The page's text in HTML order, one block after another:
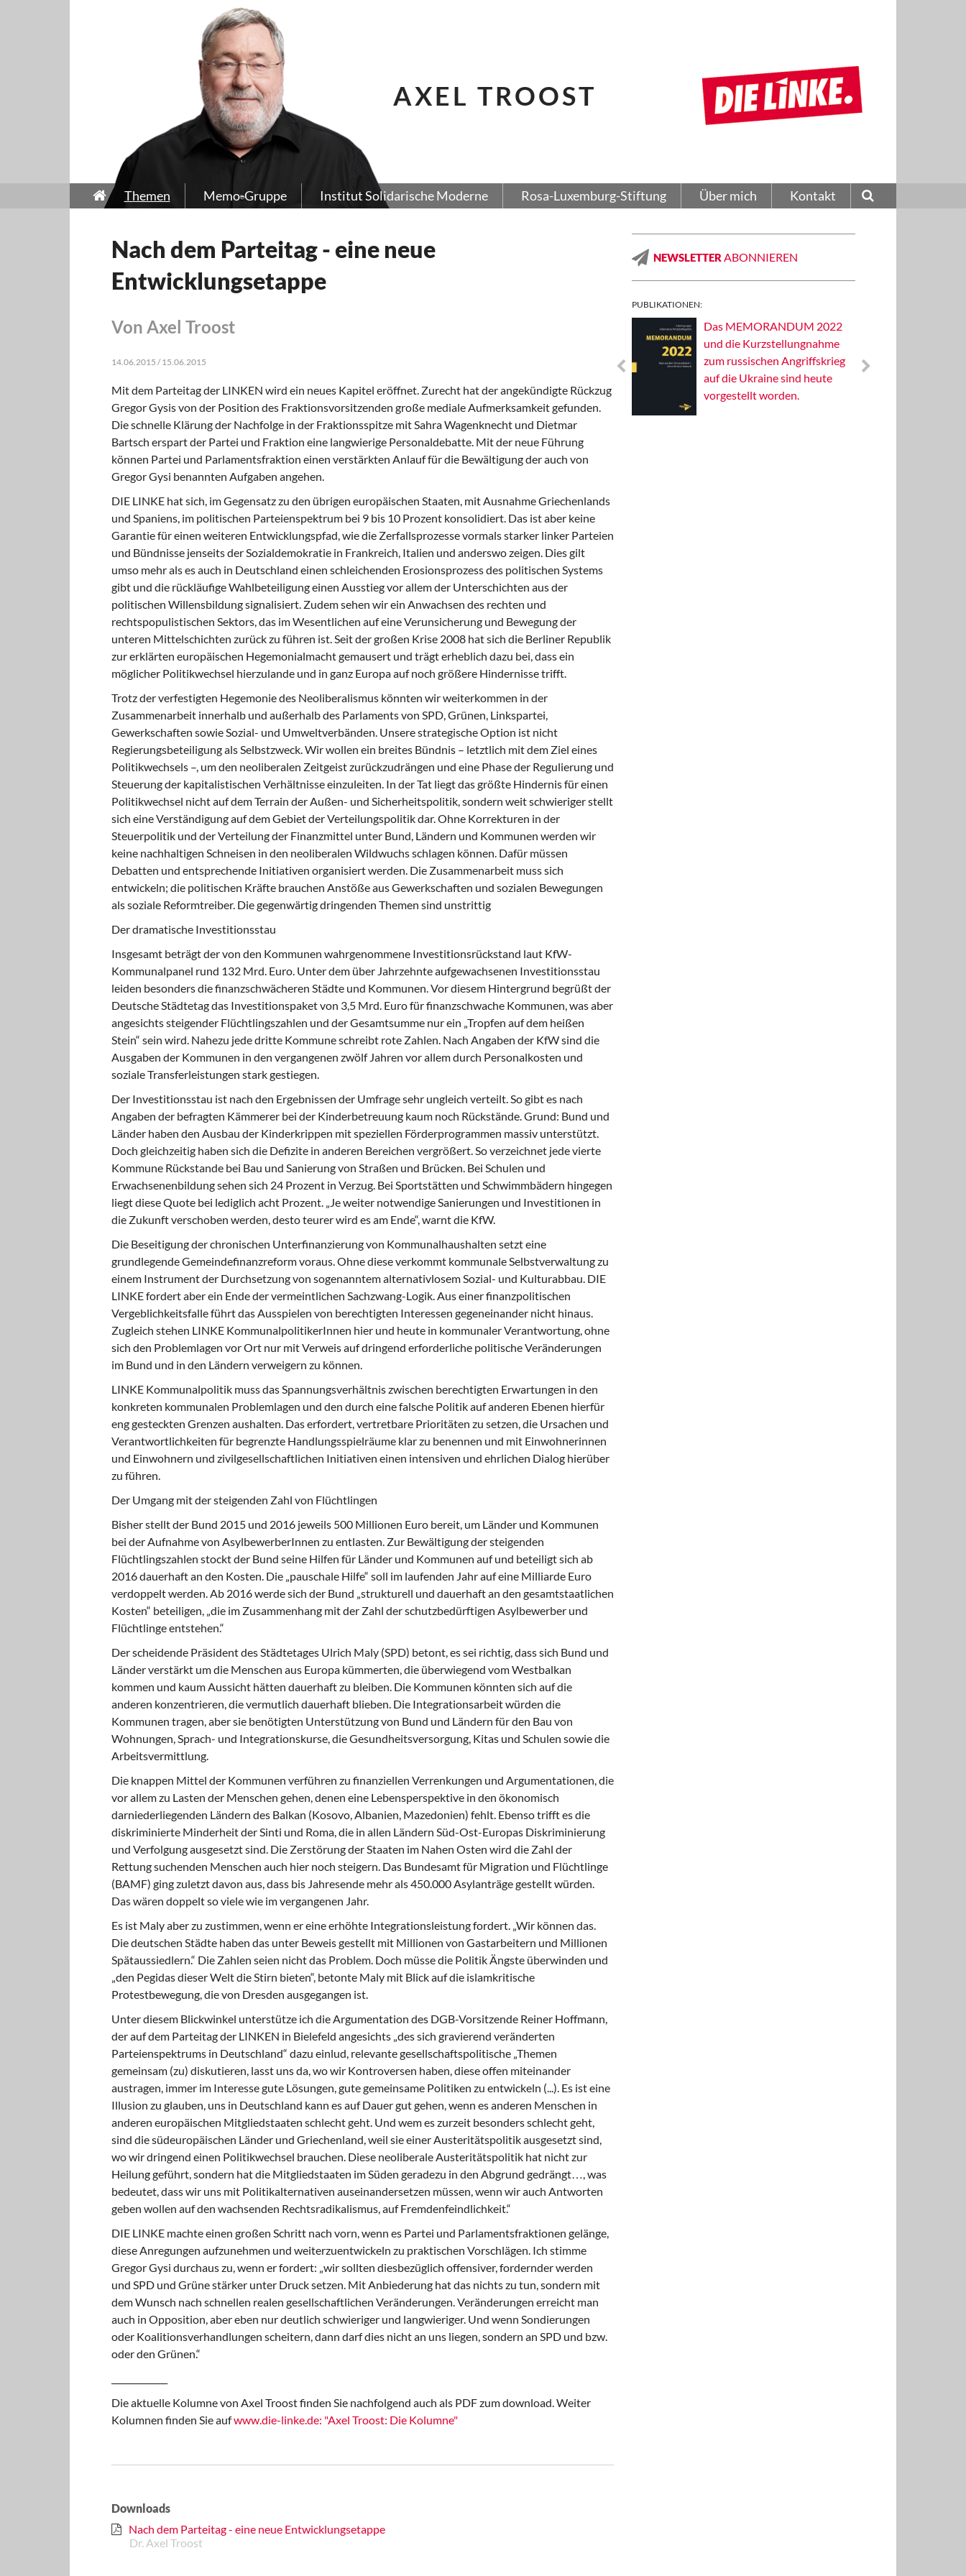
AXEL TROOST
Themen Memo-Gruppe Institut Solidarische Moderne Rosa-Luxemburg-Stiftung Über mich Kontakt
Nach dem Parteitag - eine neue
Entwicklungsetappe
Von Axel Troost
14.06.2015 / 15.06.2015
Mit dem Parteitag der LINKEN wird ein neues Kapitel eröffnet. Zurecht hat der angekündigte Rückzug
Gregor Gysis von der Position des Fraktionsvorsitzenden große mediale Aufmerksamkeit gefunden.
Die schnelle Klärung der Nachfolge in der Fraktionsspitze mit Sahra Wagenknecht und Dietmar
Bartsch erspart der Partei und Fraktion eine langwierige Personaldebatte. Mit der neue Führung
können Partei und Parlamentsfraktion einen verstärkten Anlauf für die Bewältigung der auch von
Gregor Gysi benannten Aufgaben angehen.
DIE LINKE hat sich, im Gegensatz zu den übrigen europäischen Staaten, mit Ausnahme Griechenlands
und Spaniens, im politischen Parteienspektrum bei 9 bis 10 Prozent konsolidiert. Das ist aber keine
Garantie für einen weiteren Entwicklungspfad, wie die Zerfallsprozesse vormals starker linker Parteien
und Bündnisse jenseits der Sozialdemokratie in Frankreich, Italien und anderswo zeigen. Dies gilt
umso mehr als es auch in Deutschland einen schleichenden Erosionsprozess des politischen Systems
gibt und die rückläufige Wahlbeteiligung einen Ausstieg vor allem der Unterschichten aus der
politischen Willensbildung signalisiert. Zudem sehen wir ein Anwachsen des rechten und
rechtspopulistischen Sektors, das im Wesentlichen auf eine Verunsicherung und Bewegung der
unteren Mittelschichten zurück zu führen ist. Seit der großen Krise 2008 hat sich die Berliner Republik
zur erklärten europäischen Hegemonialmacht gemausert und trägt erheblich dazu bei, dass ein
möglicher Politikwechsel hierzulande und in ganz Europa auf noch größere Hindernisse trifft.
Trotz der verfestigten Hegemonie des Neoliberalismus könnten wir weiterkommen in der
Zusammenarbeit innerhalb und außerhalb des Parlaments von SPD, Grünen, Linkspartei,
Gewerkschaften sowie Sozial- und Umweltverbänden. Unsere strategische Option ist nicht
Regierungsbeteiligung als Selbstzweck. Wir wollen ein breites Bündnis – letztlich mit dem Ziel eines
Politikwechsels –, um den neoliberalen Zeitgeist zurückzudrängen und eine Phase der Regulierung und
Steuerung der kapitalistischen Verhältnisse einzuleiten. In der Tat liegt das größte Hindernis für einen
Politikwechsel nicht auf dem Terrain der Außen- und Sicherheitspolitik, sondern weit schwieriger stellt
sich eine Verständigung auf dem Gebiet der Verteilungspolitik dar. Ohne Korrekturen in der
Steuerpolitik und der Verteilung der Finanzmittel unter Bund, Ländern und Kommunen werden wir
keine nachhaltigen Schneisen in den neoliberalen Wildwuchs schlagen können. Dafür müssen
Debatten und entsprechende Initiativen organisiert werden. Die Zusammenarbeit muss sich
entwickeln; die politischen Kräfte brauchen Anstöße aus Gewerkschaften und sozialen Bewegungen
als soziale Reformtreiber. Die gegenwärtig dringenden Themen sind unstrittig
Der dramatische Investitionsstau
Insgesamt beträgt der von den Kommunen wahrgenommene Investitionsrückstand laut KfW-
Kommunalpanel rund 132 Mrd. Euro. Unter dem über Jahrzehnte aufgewachsenen Investitionsstau
leiden besonders die finanzschwächeren Städte und Kommunen. Vor diesem Hintergrund begrüßt der
Deutsche Städtetag das Investitionspaket von 3,5 Mrd. Euro für finanzschwache Kommunen, was aber
angesichts steigender Flüchtlingszahlen und der Gesamtsumme nur ein „Tropfen auf dem heißen
Stein“ sein wird. Nahezu jede dritte Kommune schreibt rote Zahlen. Nach Angaben der KfW sind die
Ausgaben der Kommunen in den vergangenen zwölf Jahren vor allem durch Personalkosten und
soziale Transferleistungen stark gestiegen.
Der Investitionsstau ist nach den Ergebnissen der Umfrage sehr ungleich verteilt. So gibt es nach
Angaben der befragten Kämmerer bei der Kinderbetreuung kaum noch Rückstände. Grund: Bund und
Länder haben den Ausbau der Kinderkrippen mit speziellen Förderprogrammen massiv unterstützt.
Doch gleichzeitig haben sich die Defizite in anderen Bereichen vergrößert. So verzeichnet jede vierte
Kommune Rückstande bei Bau und Sanierung von Straßen und Brücken. Bei Schulen und
Erwachsenenbildung sehen sich 24 Prozent in Verzug. Bei Sportstätten und Schwimmbädern hingegen
liegt diese Quote bei lediglich acht Prozent. „Je weiter notwendige Sanierungen und Investitionen in
die Zukunft verschoben werden, desto teurer wird es am Ende“, warnt die KfW.
Die Beseitigung der chronischen Unterfinanzierung von Kommunalhaushalten setzt eine
grundlegende Gemeindefinanzreform voraus. Ohne diese verkommt kommunale Selbstverwaltung zu
einem Instrument der Durchsetzung von sogenanntem alternativlosem Sozial- und Kulturabbau. DIE
LINKE fordert aber ein Ende der vermeintlichen Sachzwang-Logik. Aus einer finanzpolitischen
Vergeblichkeitsfalle führt das Ausspielen von berechtigten Interessen gegeneinander nicht hinaus.
Zugleich stehen LINKE KommunalpolitikerInnen hier und heute in kommunaler Verantwortung, ohne
sich den Problemlagen vor Ort nur mit Verweis auf dringend erforderliche politische Veränderungen
im Bund und in den Ländern verweigern zu können.
LINKE Kommunalpolitik muss das Spannungsverhältnis zwischen berechtigten Erwartungen in den
konkreten kommunalen Problemlagen und den durch eine falsche Politik auf anderen Ebenen hierfür
eng gesteckten Grenzen aushalten. Das erfordert, vertretbare Prioritäten zu setzen, die Ursachen und
Verantwortlichkeiten für begrenzte Handlungsspielräume klar zu benennen und mit Einwohnerinnen
und Einwohnern und zivilgesellschaftlichen Initiativen einen intensiven und ehrlichen Dialog hierüber
zu führen.
Der Umgang mit der steigenden Zahl von Flüchtlingen
Bisher stellt der Bund 2015 und 2016 jeweils 500 Millionen Euro bereit, um Länder und Kommunen
bei der Aufnahme von AsylbewerberInnen zu entlasten. Zur Bewältigung der steigenden
Flüchtlingszahlen stockt der Bund seine Hilfen für Länder und Kommunen auf und beteiligt sich ab
2016 dauerhaft an den Kosten. Die „pauschale Hilfe“ soll im laufenden Jahr auf eine Milliarde Euro
verdoppelt werden. Ab 2016 werde sich der Bund „strukturell und dauerhaft an den gesamtstaatlichen
Kosten“ beteiligen, „die im Zusammenhang mit der Zahl der schutzbedürftigen Asylbewerber und
Flüchtlinge entstehen.“
Der scheidende Präsident des Städtetages Ulrich Maly (SPD) betont, es sei richtig, dass sich Bund und
Länder verstärkt um die Menschen aus Europa kümmerten, die überwiegend vom Westbalkan
kommen und kaum Aussicht hätten dauerhaft zu bleiben. Die Kommunen könnten sich auf die
anderen konzentrieren, die vermutlich dauerhaft blieben. Die Integrationsarbeit würden die
Kommunen tragen, aber sie benötigten Unterstützung von Bund und Ländern für den Bau von
Wohnungen, Sprach- und Integrationskurse, die Gesundheitsversorgung, Kitas und Schulen sowie die
Arbeitsvermittlung.
Die knappen Mittel der Kommunen verführen zu finanziellen Verrenkungen und Argumentationen, die
vor allem zu Lasten der Menschen gehen, denen eine Lebensperspektive in den ökonomisch
darniederliegenden Ländern des Balkan (Kosovo, Albanien, Mazedonien) fehlt. Ebenso trifft es die
diskriminierte Minderheit der Sinti und Roma, die in allen Ländern Süd-Ost-Europas Diskriminierung
und Verfolgung ausgesetzt sind. Die Zerstörung der Staaten im Nahen Osten wird die Zahl der
Rettung suchenden Menschen auch hier noch steigern. Das Bundesamt für Migration und Flüchtlinge
(BAMF) ging zuletzt davon aus, dass bis Jahresende mehr als 450.000 Asylanträge gestellt würden.
Das wären doppelt so viele wie im vergangenen Jahr.
Es ist Maly aber zu zustimmen, wenn er eine erhöhte Integrationsleistung fordert. „Wir können das.
Die deutschen Städte haben das unter Beweis gestellt mit Millionen von Gastarbeitern und Millionen
Spätaussiedlern.“ Die Zahlen seien nicht das Problem. Doch müsse die Politik Ängste überwinden und
„den Pegidas dieser Welt die Stirn bieten“, betonte Maly mit Blick auf die islamkritische
Protestbewegung, die von Dresden ausgegangen ist.
Unter diesem Blickwinkel unterstütze ich die Argumentation des DGB-Vorsitzende Reiner Hoffmann,
der auf dem Parteitag der LINKEN in Bielefeld angesichts „des sich gravierend veränderten
Parteienspektrums in Deutschland“ dazu einlud, relevante gesellschaftspolitische „Themen
gemeinsam (zu) diskutieren, lasst uns da, wo wir Kontroversen haben, diese offen miteinander
austragen, immer im Interesse gute Lösungen, gute gemeinsame Politiken zu entwickeln (...). Es ist eine
Illusion zu glauben, uns in Deutschland kann es auf Dauer gut gehen, wenn es anderen Menschen in
anderen europäischen Mitgliedstaaten schlecht geht. Und wem es zurzeit besonders schlecht geht,
sind die südeuropäischen Länder und Griechenland, weil sie einer Austeritätspolitik ausgesetzt sind,
wo wir dringend einen Politikwechsel brauchen. Diese neoliberale Austeritätspolitik hat nicht zur
Heilung geführt, sondern hat die Mitgliedstaaten im Süden geradezu in den Abgrund gedrängt…, was
bedeutet, dass wir uns mit Politikalternativen auseinandersetzen müssen, wenn wir auch Antworten
geben wollen auf den wachsenden Rechtsradikalismus, auf Fremdenfeindlichkeit.“
DIE LINKE machte einen großen Schritt nach vorn, wenn es Partei und Parlamentsfraktionen gelänge,
diese Anregungen aufzunehmen und weiterzuentwickeln zu praktischen Vorschlägen. Ich stimme
Gregor Gysi durchaus zu, wenn er fordert: „wir sollten diesbezüglich offensiver, fordernder werden
und SPD und Grüne stärker unter Druck setzen. Mit Anbiederung hat das nichts zu tun, sondern mit
dem Wunsch nach schnellen realen gesellschaftlichen Veränderungen. Veränderungen erreicht man
auch in Opposition, aber eben nur deutlich schwieriger und langwieriger. Und wenn Sondierungen
oder Koalitionsverhandlungen scheitern, dann darf dies nicht an uns liegen, sondern an SPD und bzw.
oder den Grünen.“
Die aktuelle Kolumne von Axel Troost finden Sie nachfolgend auch als PDF zum download. Weiter
Kolumnen finden Sie aufwww.die-linke.de: "Axel Troost: Die Kolumne"
Downloads
Nach dem Parteitag - eine neue Entwicklungsetappe
Dr. Axel Troost
NEWSLETTER ABONNIEREN
PUBLIKATIONEN:
Das MEMORANDUM 2022
und die Kurzstellungnahme
zum russischen Angriffskrieg
auf die Ukraine sind heute
vorgestellt worden.